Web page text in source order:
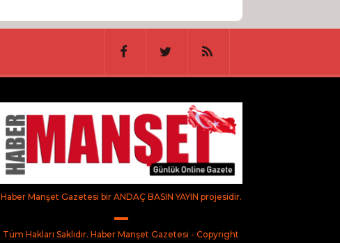
Haber Manşet Gazetesi bir ANDAÇ BASIN YAYIN projesidir.
Tüm Hakları Saklıdır. Haber Manşet Gazetesi - Copyright